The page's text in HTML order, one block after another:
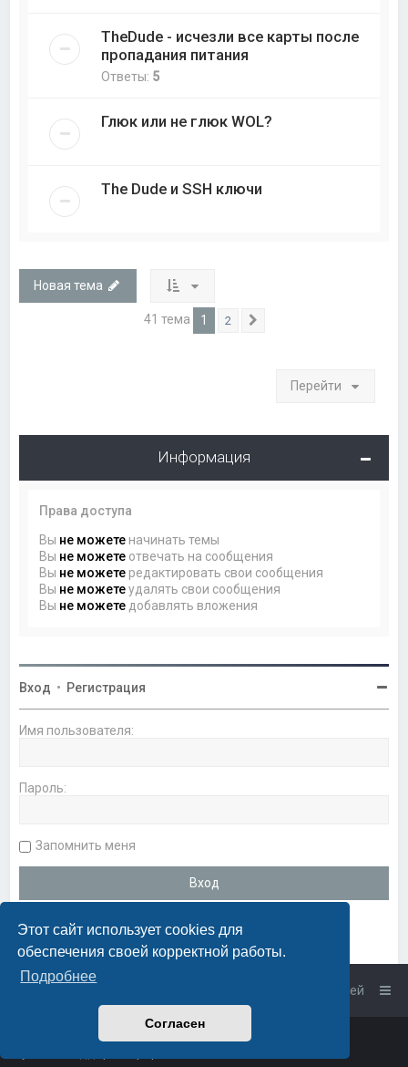
Этот сайт использует cookies для
обеспечения своей корректной работы.
Подробнее
Согласен
TheDude - исчезли все карты после
пропадания питания
Ответы: 5
Глюк или не глюк WOL?
The Dude и SSH ключи
Новая тема
41 тема 1 2
Перейти
Информация
Права доступа
Вы не можете начинать темы
Вы не можете отвечать на сообщения
Вы не можете редактировать свои сообщения
Вы не можетеудалять свои сообщения
Вы не можете добавлять вложения
Вход • Регистрация
Имя пользователя:
Пароль:
Запомнить меня
Связаться с администрацией
phpBB
PlanetStyles